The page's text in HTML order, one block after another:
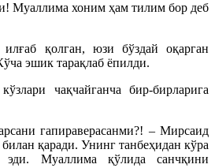
Муаллима хоним ҳам тилим бор деб
қолган, юзи бўздай оқарган
эшик тарақлаб ёпилди.
чақчайганча бир-бирларига
гапираверасанми?! – Мирсаид
қаради. Унинг танбеҳидан кўра
эди. Муаллима қўлида санчқини